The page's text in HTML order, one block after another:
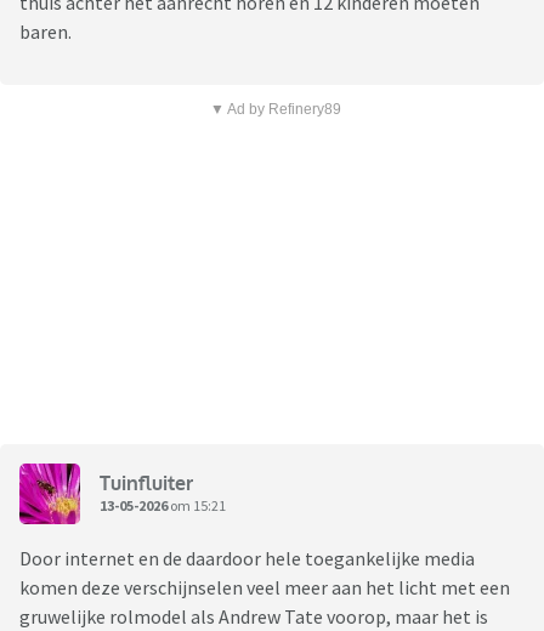
baren.
▼ Ad by Refinery89
Tuinfluiter
13-05-2026om 15:21
Door internet en de daardoor hele toegankelijke media
komen deze verschijnselen veel meer aan het licht met een
gruwelijke rolmodel als Andrew Tate voorop, maar het is